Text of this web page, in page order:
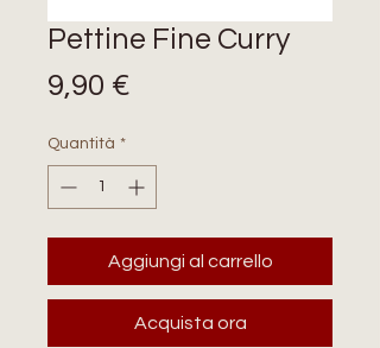
Pettine Fine Curry
9,90 €
Quantità *
Aggiungi al carrello
Acquista ora